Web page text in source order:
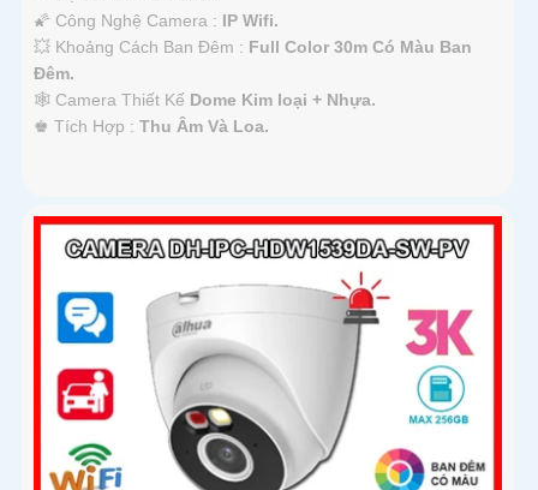
🌠 Công Nghệ Camera : IP Wifi.
💥 Khoảng Cách Ban Đêm : Full Color 30m Có Màu Ban
Ðêm.
🕸️ Camera Thiết Kế Dome Kim loại + Nhựa.
️♚ Tích Hợp : Thu Âm Và Loa.